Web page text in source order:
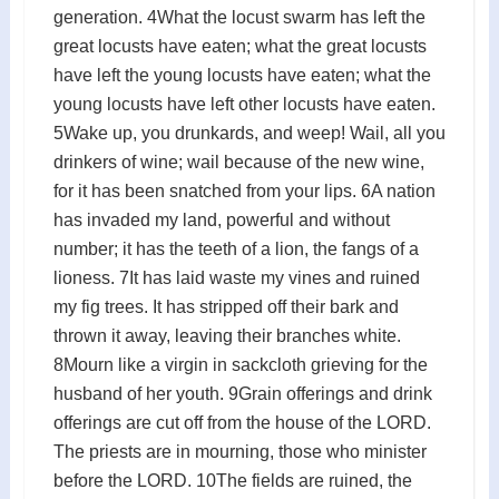
generation. 4What the locust swarm has left the
great locusts have eaten; what the great locusts
have left the young locusts have eaten; what the
young locusts have left other locusts have eaten.
5Wake up, you drunkards, and weep! Wail, all you
drinkers of wine; wail because of the new wine,
for it has been snatched from your lips. 6A nation
has invaded my land, powerful and without
number; it has the teeth of a lion, the fangs of a
lioness. 7It has laid waste my vines and ruined
my fig trees. It has stripped off their bark and
thrown it away, leaving their branches white.
8Mourn like a virgin in sackcloth grieving for the
husband of her youth. 9Grain offerings and drink
offerings are cut off from the house of the LORD.
The priests are in mourning, those who minister
before the LORD. 10The fields are ruined, the